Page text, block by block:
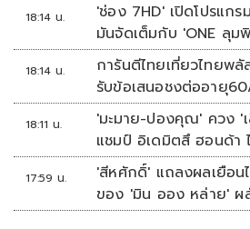
18:14 น.
'ช่อง 7HD' เปิดโปรแก
มันจัดเต็มกับ 'ONE ลุม
18:14 น.
การันตีไทยเที่ยวไทยพลั
รับข้อเสนอชงต่ออายุ
18:11 น.
'มะมาย-ปองคุณ' ควง '
แชมป์ อิเดมิตสึ ฮอนด้า
คัพ สนาม 3
17:59 น.
'สีหศักดิ์' แถลงผลเยือน
ของ 'มิน ออง หล่าย' ผ
อาเซียน